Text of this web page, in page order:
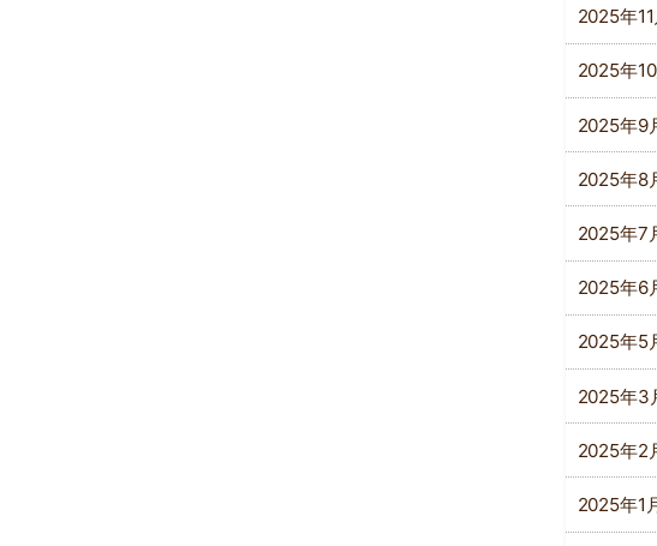
2025年11
2025年10
2025年9
2025年8
2025年7
2025年6
2025年5
2025年3
2025年2
2025年1